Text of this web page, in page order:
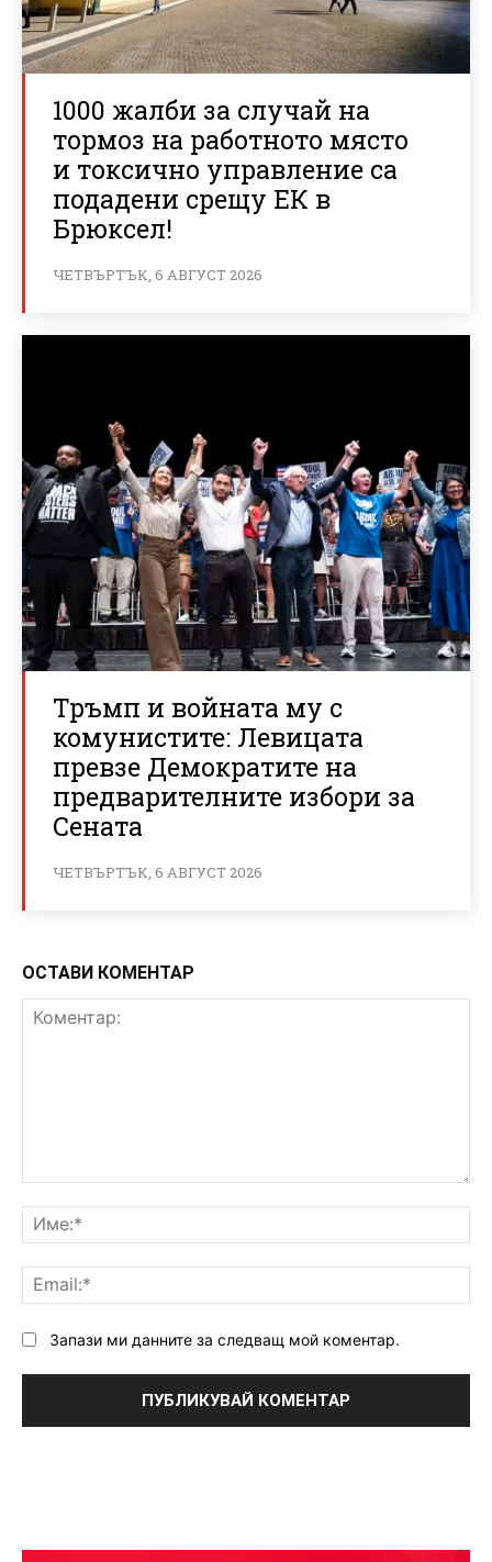
1000 жалби за случай на
тормоз на работното място
и токсично управление са
подадени срещу ЕК в
Брюксел!
ЧЕТВЪРТЪК, 6 АВГУСТ 2026
Тръмп и войната му с
комунистите: Левицата
превзе Демократите на
предварителните избори за
Сената
ЧЕТВЪРТЪК, 6 АВГУСТ 2026
ОСТАВИ КОМЕНТАР
Запази ми данните за следващ мой коментар.